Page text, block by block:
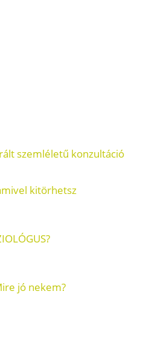
szemléletű konzultáció
kitörhetsz
jó nekem?